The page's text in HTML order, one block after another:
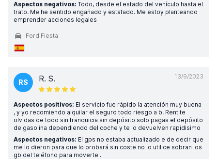
Aspectos negativos: Todo, desde el estado del vehículo hasta el
trato. Me he sentido engañado y estafado. Me estoy planteando
emprender acciones legales
Ford Fiesta
13/9/2023
RS R. S.
Aspectos positivos: El servicio fue rápido la atención muy buena
, y yo recomiendo alquilar el seguro todo riesgo a b. Rent te
olvidas de todo sin franquicia sin depósito solo pagas el depósito
de gasolina dependiendo del coche y te lo devuelven rapidisimo
Aspectos negativos: El gps no estaba actualizado e de decir que
me lo dieron para que lo probará sin coste no lo utilice sobran los
gb del teléfono para moverte .